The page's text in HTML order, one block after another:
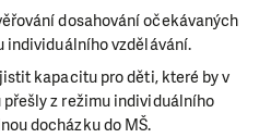
dosahováníočekávaných
individuálního vzdělávání.
kapacitu proděti, které by v
přešly z režimu individuálního
docházku do MŠ.